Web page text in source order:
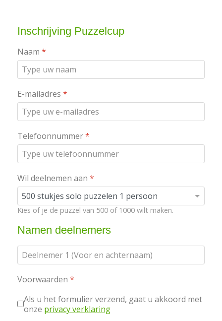
Inschrijving Puzzelcup
Naam *
E-mailadres *
Telefoonnummer*
Wil deelnemen aan *
Kies of je de puzzel van 500 of 1000 wilt maken.
Namen deelnemers
Voorwaarden *
Als u het formulier verzend, gaat u akkoord met
onze privacy verklaring